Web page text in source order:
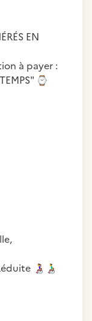
EN
à payer :
⌚
👩‍🦽 👨‍🦽